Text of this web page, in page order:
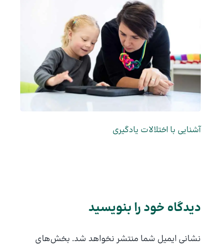
آشنایی با اختلالات یادگیری
دیدگاه‌ خود را بنویسید
نشانی ایمیل شما منتشر نخواهد شد. بخش‌های